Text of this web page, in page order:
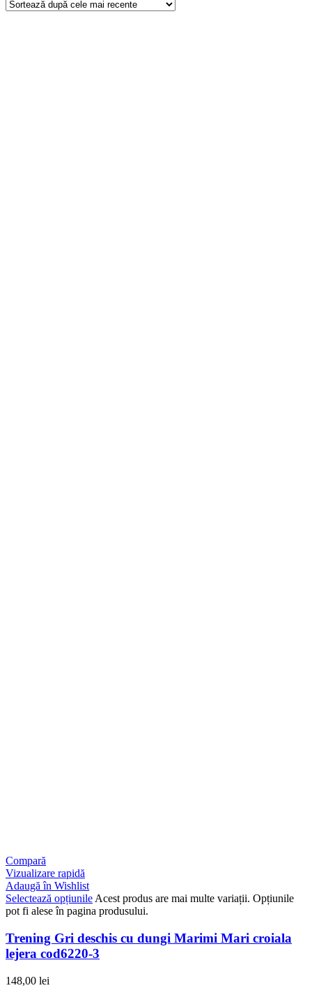
Compară
Vizualizare rapidă
Adaugă în Wishlist
Selectează opțiunile Acest produs are mai multe variații. Opțiunile
pot fi alese în pagina produsului.
Trening Gri deschis cu dungi Marimi Mari croiala
lejera cod6220-3
148,00 lei